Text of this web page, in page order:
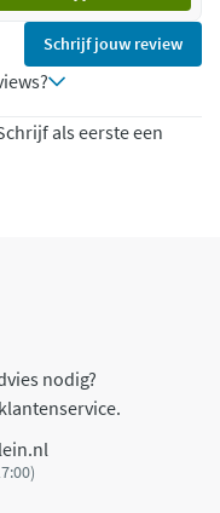
Schrijf jouw review
als eerste een
nodig?